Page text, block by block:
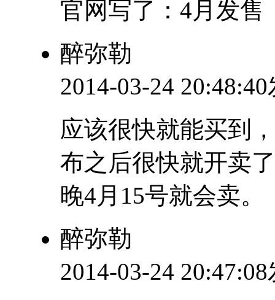
官网写了：4月发售
醉弥勒
2014-03-24
应该很快就能买到
布之后很快就开卖
晚4月15号就会卖。
醉弥勒
2014-03-24